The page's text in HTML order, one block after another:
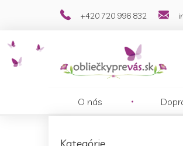
+420 720 996 832
O nás